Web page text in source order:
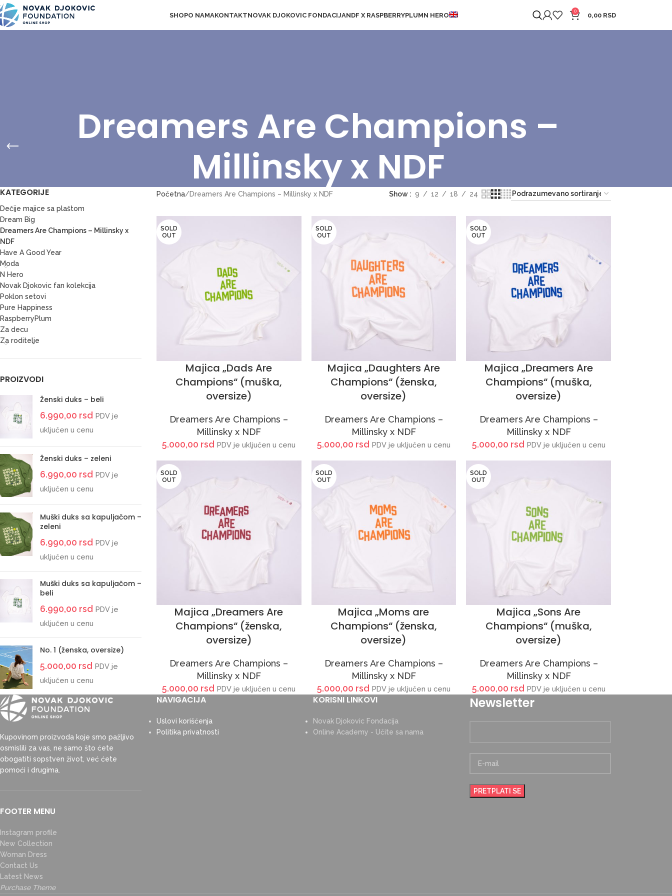
SHOPO NAMAKONTAKTNOVAK DJOKOVIC FONDACIJANDF X RASPBERRYPLUMN HERO
0
0,00 RSD
Dreamers Are Champions –
Millinsky x NDF
KATEGORIJE
Dečije majice sa plaštom
Dream Big
Dreamers Are Champions – Millinsky x
NDF
Have A Good Year
Moda
N Hero
Novak Djokovic fan kolekcija
Poklon setovi
Pure Happiness
RaspberryPlum
Za decu
Za roditelje
PROIZVODI
Ženski duks – beli
6.990,00 rsd PDV je
uključen u cenu
Ženski duks – zeleni
6.990,00 rsd PDV je
uključen u cenu
Muški duks sa kapuljačom –
zeleni
6.990,00 rsd PDV je
uključen u cenu
Muški duks sa kapuljačom –
beli
6.990,00 rsd PDV je
uključen u cenu
No. 1 (ženska, oversize)
5.000,00 rsd PDV je
uključen u cenu
Početna Dreamers Are Champions – Millinsky x NDF Show 9 12 18 24
SOLD
OUT
Majica „Dads Are
Champions“ (muška,
oversize)
Dreamers Are Champions –
Millinsky x NDF
5.000,00 rsd PDV je uključen u cenu
SOLD
OUT
Majica „Daughters Are
Champions“ (ženska,
oversize)
Dreamers Are Champions –
Millinsky x NDF
5.000,00 rsd PDV je uključen u cenu
SOLD
OUT
Majica „Dreamers Are
Champions“ (muška,
oversize)
Dreamers Are Champions –
Millinsky x NDF
5.000,00 rsd PDV je uključen u cenu
SOLD
OUT
Majica „Dreamers Are
Champions“ (ženska,
oversize)
Dreamers Are Champions –
Millinsky x NDF
5.000,00 rsd PDV je uključen u cenu
SOLD
OUT
Majica „Moms are
Champions“ (ženska,
oversize)
Dreamers Are Champions –
Millinsky x NDF
5.000,00 rsd PDV je uključen u cenu
SOLD
OUT
Majica „Sons Are
Champions“ (muška,
oversize)
Dreamers Are Champions –
Millinsky x NDF
5.000,00 rsd PDV je uključen u cenu
Kupovinom proizvoda koje smo pažljivo
osmislili za vas, ne samo što ćete
obogatiti sopstven život, već ćete
pomoći i drugima.
FOOTER MENU
Instagram profile
New Collection
Woman Dress
Contact Us
Latest News
Purchase Theme
NAVIGACIJA
Uslovi korišćenja
Politika privatnosti
KORISNI LINKOVI
Novak Djokovic Fondacija
Online Academy - Učite sa nama
Newsletter